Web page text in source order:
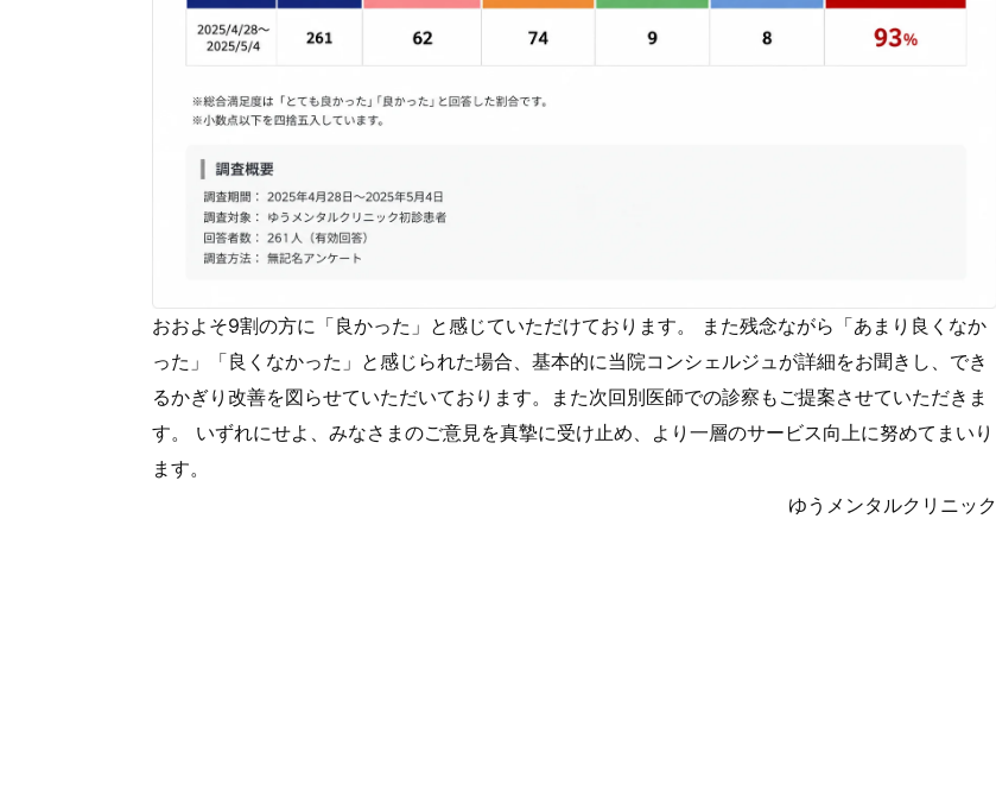
おおよそ9割の方に「良かった」と感じていただけております。 また残念ながら「あまり良くなか
った」「良くなかった」と感じられた場合、基本的に当院コンシェルジュが詳細をお聞きし、でき
るかぎり改善を図らせていただいております。また次回別医師での診察もご提案させていただきま
す。 いずれにせよ、みなさまのご意見を真摯に受け止め、より一層のサービス向上に努めてまいり
ます。
ゆうメンタルクリニック